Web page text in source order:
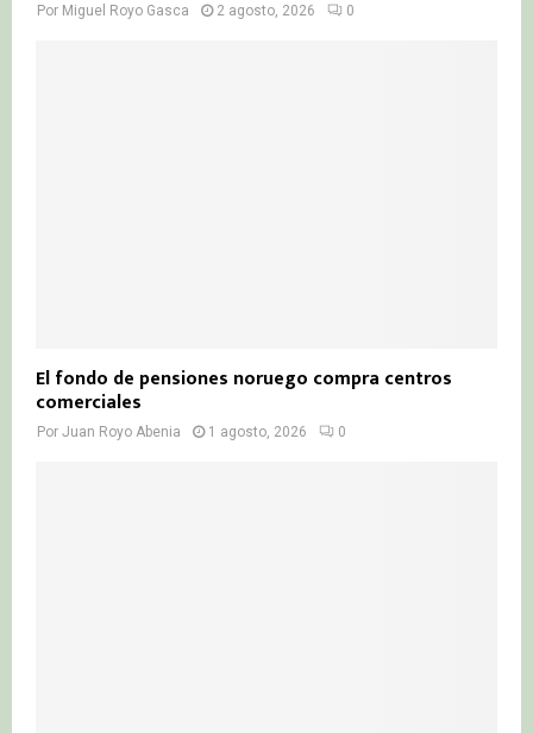
Por Miguel Royo Gasca 2 agosto, 2026 0
El fondo de pensiones noruego compra centros
comerciales
Por Juan Royo Abenia 1 agosto, 2026 0